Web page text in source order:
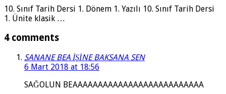
10. Sınıf Tarih Dersi 1. Dönem 1. Yazılı 10. Sınıf Tarih Dersi
1. Ünite klasik …
4 comments
SANANE BEA İŞİNE BAKSANA SEN
6 Mart 2018 at 18:56
SAĞOLUN BEAAAAAAAAAAAAAAAAAAAAAAAAAA